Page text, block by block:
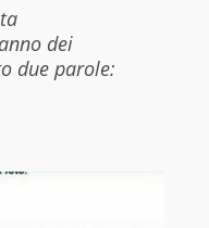
dei
due parole: